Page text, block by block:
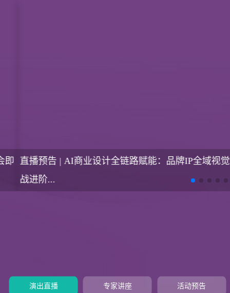
直播预告 | AI商业设计全链路赋能：品牌IP全域视觉实
战进阶...
演出直播 专家讲座 活动预告